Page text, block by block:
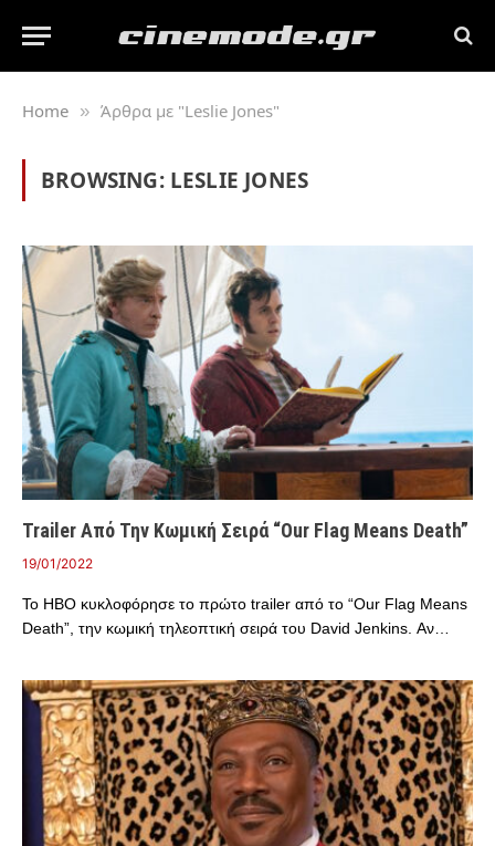
Home » Άρθρα με "Leslie Jones"
BROWSING: LESLIE JONES
Trailer Από Την Κωμική Σειρά “Our Flag Means Death”
19/01/2022
Το HBO κυκλοφόρησε το πρώτο trailer από το “Our Flag Means
Death”, την κωμική τηλεοπτική σειρά του David Jenkins. Αν…